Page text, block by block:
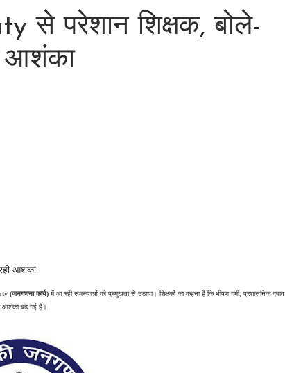
से परेशान शिक्षक, बोले-
आशंका
आशंका
(जनगणना कार्य) में आ रही समस्याओं को प्रमुखता से उठाया। शिक्षकों का कहना है कि भीषण गर्मी, प्रशासनिक दबाव
आशंका बढ़ गई है।